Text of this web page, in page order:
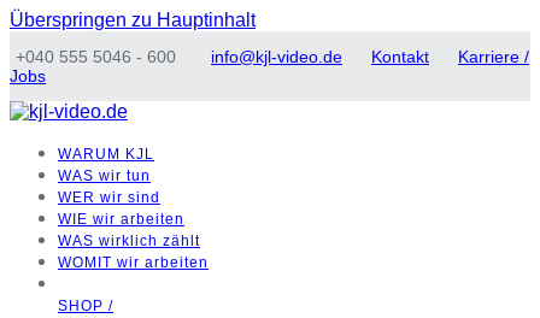
Überspringen zu Hauptinhalt
+040 555 5046 - 600 info@kjl-video.de Kontakt
Karriere /
Jobs
WARUM
KJL
WAS wir tun
WER wir sind
WIE wir arbeiten
WAS wirklich zählt
WOMIT wir arbeiten
SHOP /